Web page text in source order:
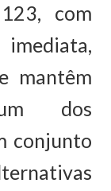
com
mantêm
dos
conjunto